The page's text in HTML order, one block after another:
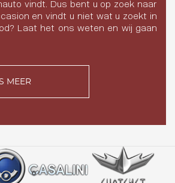
vindt. Dus bent u op zoek naar
en vindt u niet wat u zoekt in
Laat het ons weten en wij gaan
MEER